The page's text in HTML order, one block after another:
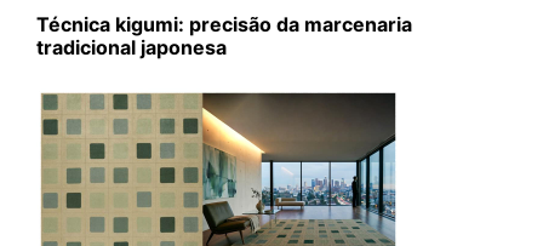
Técnica kigumi: precisão da marcenaria
tradicional japonesa